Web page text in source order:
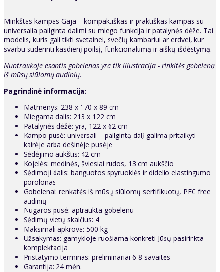
Minkštas kampas Gaja – kompaktiškas ir praktiškas kampas su
universalia pailginta dalimi su miego funkcija ir patalynės dėže. Tai
modelis, kuris gali tikti svetainei, svečių kambariui ar erdvei, kur
svarbu suderinti kasdienį poilsį, funkcionalumą ir aiškų išdėstymą.
Nuotraukoje esantis gobelenas yra tik iliustracija - rinkitės gobeleną
iš mūsų siūlomų audinių.
Pagrindinė informacija:
Matmenys: 238 x 170 x 89 cm
Miegama dalis: 213 x 122 cm
Patalynės dėžė: yra, 122 x 62 cm
Kampo pusė: universali – pailgintą dalį galima pritaikyti
kairėje arba dešinėje pusėje
Sėdėjimo aukštis: 42 cm
Kojelės: medinės, šviesiai rudos, 13 cm aukščio
Sėdimoji dalis: banguotos spyruoklės ir didelio elastingumo
porolonas
Gobelenai: renkatės iš mūsų siūlomų sertifikuotų, PFC free
audinių
Nugaros pusė: aptraukta gobelenu
Sėdimų vietų skaičius: 4
Maksimali apkrova: 500 kg
Užsakymas: gamykloje ruošiama konkreti Jūsų pasirinkta
komplektacija
Pristatymo terminas: preliminariai 6-8 savaitės
Garantija: 24 mėn.